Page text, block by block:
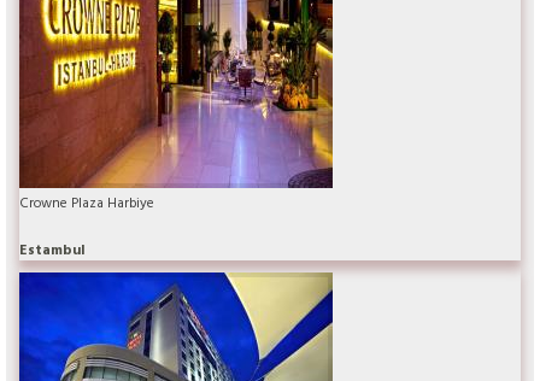
Crowne Plaza Harbiye
Estambul